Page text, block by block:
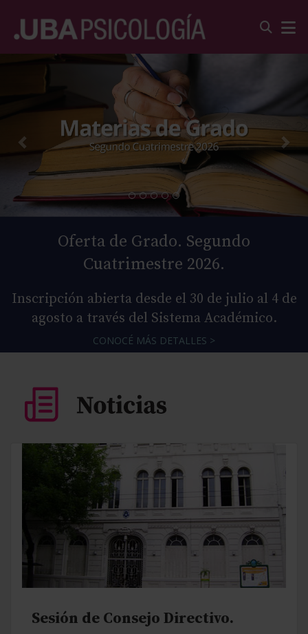
Oferta de Grado. Segundo
Cuatrimestre 2026.
Inscripción abierta desde el 30 de julio al 4 de
agosto a través del Sistema Académico.
CONOCÉ MÁS DETALLES >
Sesión de Consejo Directivo.